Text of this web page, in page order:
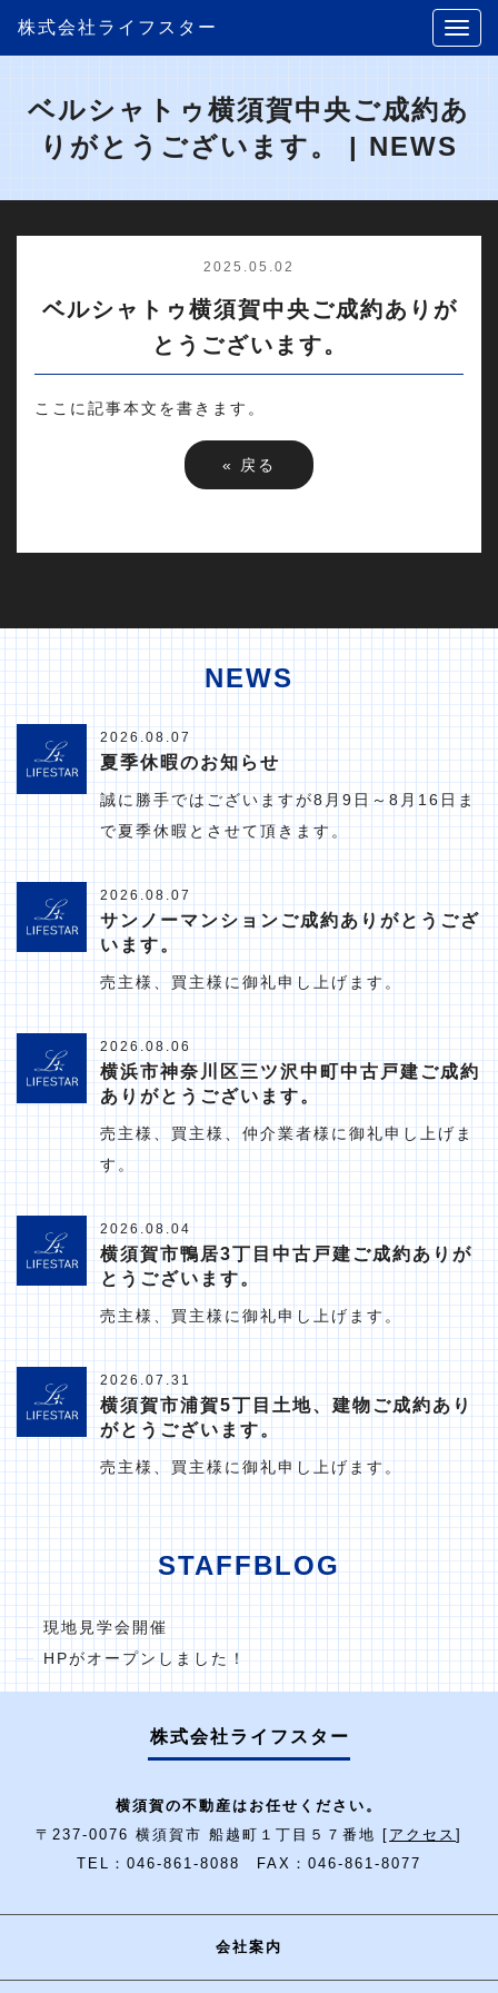
株式会社ライフスター
ベルシャトゥ横須賀中央ご成約あ
りがとうございます。 | NEWS
2025.05.02
ベルシャトゥ横須賀中央ご成約ありが
とうございます。
ここに記事本文を書きます。
« 戻る
NEWS
2026.08.07
夏季休暇のお知らせ
誠に勝手ではございますが8月9日～8月16日ま
で夏季休暇とさせて頂きます。
2026.08.07
サンノーマンションご成約ありがとうござ
います。
売主様、買主様に御礼申し上げます。
2026.08.06
横浜市神奈川区三ツ沢中町中古戸建ご成約
ありがとうございます。
売主様、買主様、仲介業者様に御礼申し上げま
す。
2026.08.04
横須賀市鴨居3丁目中古戸建ご成約ありが
とうございます。
売主様、買主様に御礼申し上げます。
2026.07.31
横須賀市浦賀5丁目土地、建物ご成約あり
がとうございます。
売主様、買主様に御礼申し上げます。
STAFFBLOG
現地見学会開催
HPがオープンしました！
株式会社ライフスター
横須賀の不動産はお任せください。
〒237-0076 横須賀市 船越町１丁目５７番地 [ アクセス ]
TEL：046-861-8088 FAX：046-861-8077
会社案内